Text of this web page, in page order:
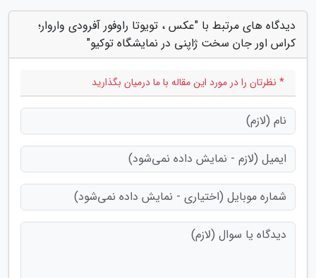
دیدگاه های مرتبط با "عکس ، تویوتا راوفور آفرودی واروار؛
کراس اور جان سخت ژاپنی در نمایشگاه توکیو"
* نظرتان را در مورد این مقاله با ما درمیان بگذارید